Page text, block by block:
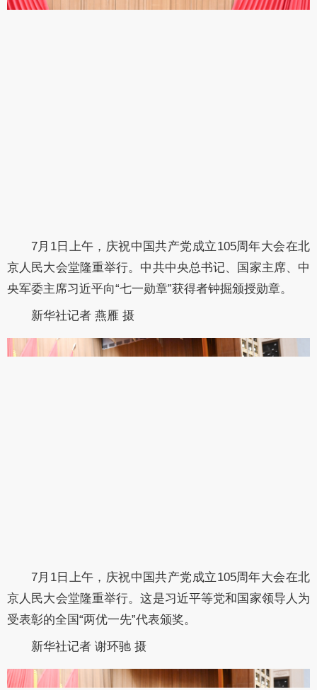
7月1日上午，庆祝中国共产党成立105周年大会在北
京人民大会堂隆重举行。中共中央总书记、国家主席、中
央军委主席习近平向“七一勋章”获得者钟掘颁授勋章。
新华社记者 燕雁 摄
7月1日上午，庆祝中国共产党成立105周年大会在北
京人民大会堂隆重举行。这是习近平等党和国家领导人为
受表彰的全国“两优一先”代表颁奖。
新华社记者 谢环驰 摄